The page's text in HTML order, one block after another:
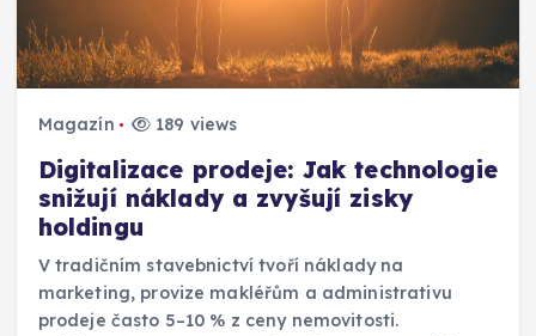
Magazín 189 views
Digitalizace prodeje: Jak technologie
snižují náklady a zvyšují zisky
holdingu
V tradičním stavebnictví tvoří náklady na
marketing, provize makléřům a administrativu
prodeje často 5–10 % z ceny nemovitosti.